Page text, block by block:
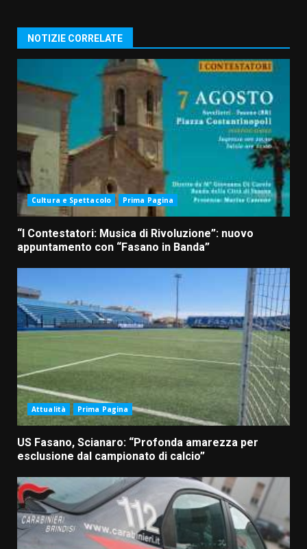
NOTIZIE CORRELATE
Cultura e Spettacolo Prima Pagina
“I Contestatori: Musica di Rivoluzione”: nuovo
appuntamento con “Fasano in Banda”
Attualità Prima Pagina
US Fasano, Scianaro: “Profonda amarezza per
esclusione dal campionato di calcio”